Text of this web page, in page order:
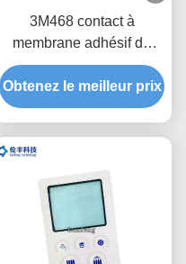
3M468 contact à
membrane adhésif de
l'arrière FPC LED bon
scellant le lancement de
1.0mm
Obtenez le meilleur prix